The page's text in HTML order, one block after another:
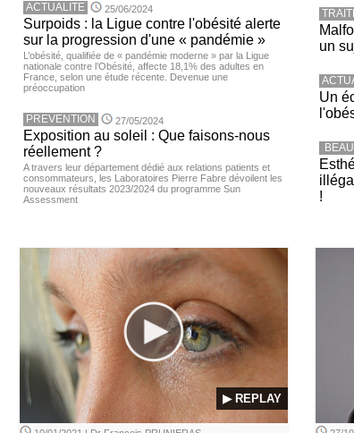
ACTUALITE 25/06/2024
Surpoids : la Ligue contre l'obésité alerte
sur la progression d'une « pandémie »
L’obésité, qualifiée de « pandémie moderne » par la Ligue
nationale contre l’Obésité, affecte 18,1% des adultes en
France, selon une étude récente. Devenue une
préoccupation
PREVENTION 27/05/2024
Exposition au soleil : Que faisons-nous
réellement ?
A travers leur département dédié aux relations patients et
consommateurs, les Laboratoires Pierre Fabre dévoilent les
nouveaux résultats 2023/2024 du programme Sun
Assessment
un
Un
!
▶ REPLAY